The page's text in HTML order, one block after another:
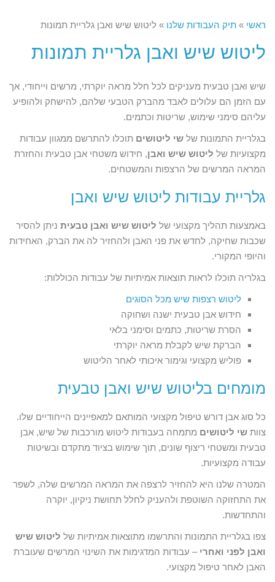
ראשי » תיק העבודות שלנו » ליטוש שיש ואבן גלריית תמונות
ליטוש שיש ואבן גלריית תמונות
שיש ואבן טבעית מעניקים לכל חלל מראה יוקרתי, מרשים וייחודי, אך
עם הזמן הם עלולים לאבד מהברק הטבעי שלהם, להישחק ולהופיע
עליהם סימני שימוש, שריטות וכתמים.
בגלריית התמונות של שי ליטושים תוכלו להתרשם ממגוון עבודות
מקצועיות של ליטוש שיש ואבן, חידוש משטחי אבן טבעית והחזרת
המראה המרשים של הרצפות והמשטחים.
גלריית עבודות ליטוש שיש ואבן
באמצעות תהליך מקצועי של ליטוש שיש ואבן טבעית ניתן להסיר
שכבות שחיקה, לחדש את פני האבן ולהחזיר לה את הברק, האחידות
והיופי המקורי.
בגלריה תוכלו לראות תוצאות אמיתיות של עבודות הכוללות:
ליטוש רצפות שיש מכל הסוגים
חידוש אבן טבעית ישנה ושחוקה
הסרת שריטות, כתמים וסימני בלאי
הברקת שיש לקבלת מראה יוקרתי
פוליש מקצועי וגימור איכותי לאחר הליטוש
מומחים בליטוש שיש ואבן טבעית
כל סוג אבן דורש טיפול מקצועי המותאם למאפיינים הייחודיים שלו.
צוות שי ליטושים מתמחה בעבודות ליטוש מורכבות של שיש, אבן
טבעית ומשטחי ריצוף שונים, תוך שימוש בציוד מתקדם ובשיטות
עבודה מקצועיות.
המטרה שלנו היא להחזיר לרצפה את המראה המרשים שלה, לשפר
את התחזוקה השוטפת ולהעניק לחלל תחושת ניקיון, יוקרה
והתחדשות.
צפו בגלריית התמונות והתרשמו מתוצאות אמיתיות של ליטוש שיש
ואבן לפני ואחרי – עבודות המדגימות את השינוי המרשים שעוברת
האבן לאחר טיפול מקצועי.